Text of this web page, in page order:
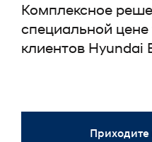
Комплексное
специальной
клиентов Hyundai
Приходите